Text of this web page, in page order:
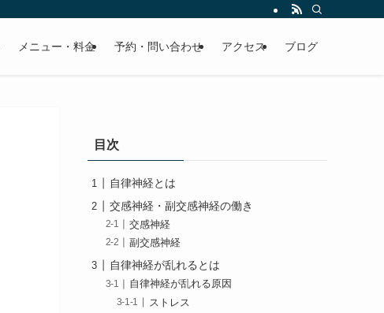
メニュー・料金 予約・問い合わせ アクセス ブログ
目次
自律神経とは
交感神経・副交感神経の働き
交感神経
副交感神経
自律神経が乱れるとは
自律神経が乱れる原因
ストレス